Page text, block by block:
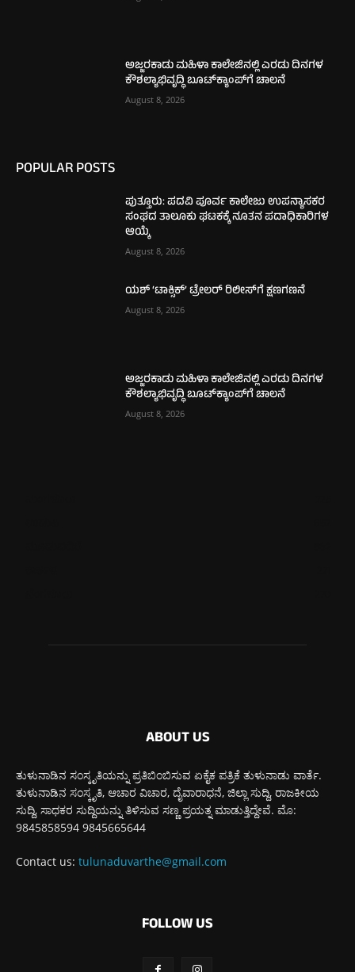
ಅಜ್ಜರಕಾಡು ಮಹಿಳಾ ಕಾಲೇಜಿನಲ್ಲಿ ಎರಡು ದಿನಗಳ
ಕೌಶಲ್ಯಾಭಿವೃದ್ಧಿ ಬೂಟ್‌ಕ್ಯಾಂಪ್‌ಗೆ ಚಾಲನೆ
August 8, 2026
POPULAR POSTS
ಪುತ್ತೂರು: ಪದವಿ ಪೂರ್ವ ಕಾಲೇಜು ಉಪನ್ಯಾಸಕರ
ಸಂಘದ ತಾಲೂಕು ಘಟಕಕ್ಕೆ ನೂತನ ಪದಾಧಿಕಾರಿಗಳ
ಆಯ್ಕೆ
August 8, 2026
ಯಶ್ ‘ಟಾಕ್ಸಿಕ್’ ಟ್ರೇಲರ್ ರಿಲೀಸ್‌ಗೆ ಕ್ಷಣಗಣನೆ
August 8, 2026
ಅಜ್ಜರಕಾಡು ಮಹಿಳಾ ಕಾಲೇಜಿನಲ್ಲಿ ಎರಡು ದಿನಗಳ
ಕೌಶಲ್ಯಾಭಿವೃದ್ಧಿ ಬೂಟ್‌ಕ್ಯಾಂಪ್‌ಗೆ ಚಾಲನೆ
August 8, 2026
ABOUT US
ತುಳುನಾಡಿನ ಸಂಸ್ಕೃತಿಯನ್ನು ಪ್ರತಿಬಿಂಬಿಸುವ ಏಕೈಕ ಪತ್ರಿಕೆ ತುಳುನಾಡು ವಾರ್ತೆ.
ತುಳುನಾಡಿನ ಸಂಸ್ಕೃತಿ, ಆಚಾರ ವಿಚಾರ, ದೈವಾರಾಧನೆ, ಜಿಲ್ಲಾ ಸುದ್ದಿ, ರಾಜಕೀಯ
ಸುದ್ದಿ, ಸಾಧಕರ ಸುದ್ದಿಯನ್ನು ತಿಳಿಸುವ ಸಣ್ಣ ಪ್ರಯತ್ನ ಮಾಡುತ್ತಿದ್ದೇವೆ. ಮೊ:
9845858594 9845665644
Contact us: tulunaduvarthe@gmail.com
FOLLOW US